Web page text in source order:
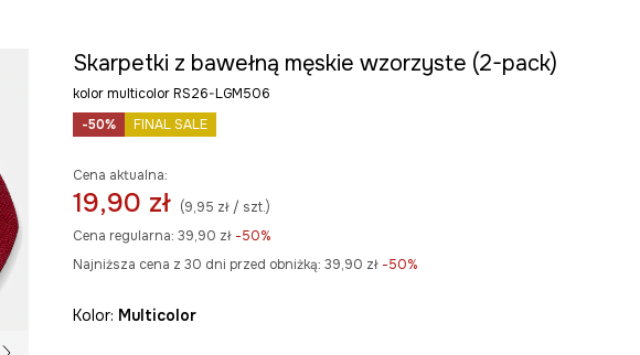
Skarpetki z bawełną męskie wzorzyste (2-pack)
kolor multicolor RS26-LGM506
-50%
FINAL SALE
Cena aktualna:
19,90 zł (9,95 zł / szt.)
Cena regularna: 39,90 zł-50%
Najniższa cena z 30 dni przed obniżką: 39,90 zł -50%
Kolor: multicolor